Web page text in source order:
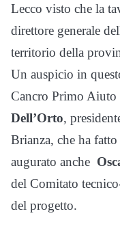
Lecco visto che la
direttore generale
territorio della
Un auspicio in
Cancro Primo Aiuto
Dell’Orto,
Brianza, che ha
augurato anche
del Comitato
del progetto.